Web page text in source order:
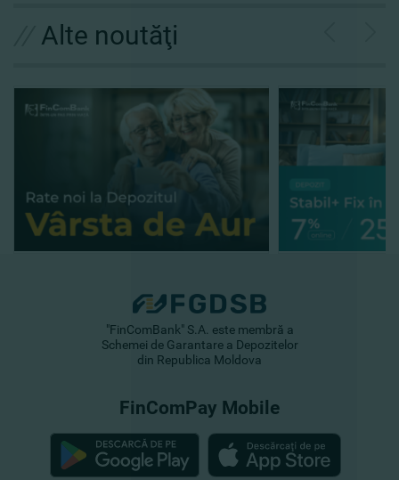
Alte noutăţi
"FinComBank" S.A. este membră a
Schemei de Garantare a Depozitelor
din Republica Moldova
FinComPay Mobile